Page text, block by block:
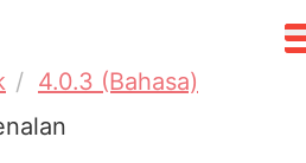
4.0.3 (Bahasa)